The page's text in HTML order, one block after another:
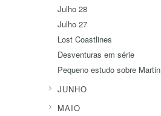
Julho 28
Julho 27
Lost Coastlines
Desventuras em série
Pequeno estudo sobre Martin
► JUNHO
► MAIO